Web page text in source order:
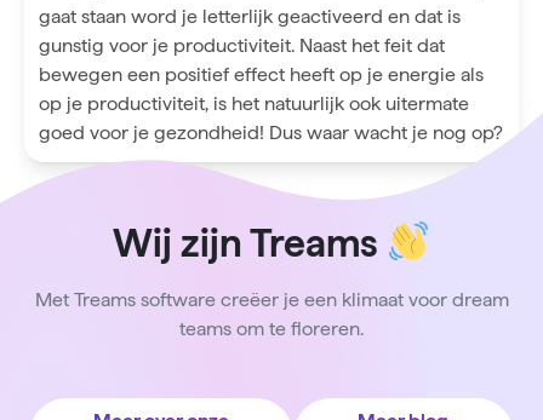
gaat staan word je letterlijk geactiveerd en dat is
gunstig voor je productiviteit. Naast het feit dat
bewegen een positief effect heeft op je energie als
op je productiviteit, is het natuurlijk ook uitermate
goed voor je gezondheid! Dus waar wacht je nog op?
Wij zijn Treams
Met Treams software creëer je een klimaat voor dream
teams om te floreren.